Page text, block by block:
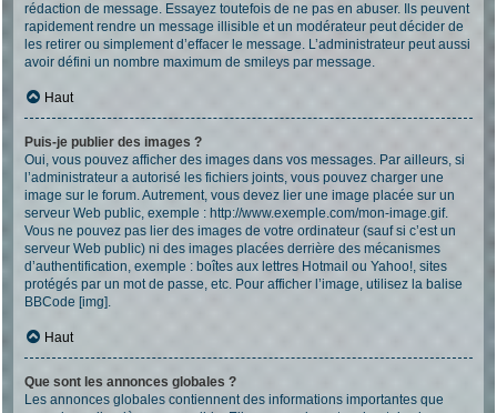
rédaction de message. Essayez toutefois de ne pas en abuser. Ils peuvent
rapidement rendre un message illisible et un modérateur peut décider de
les retirer ou simplement d’effacer le message. L’administrateur peut aussi
avoir défini un nombre maximum de smileys par message.
Haut
Puis-je publier des images ?
Oui, vous pouvez afficher des images dans vos messages. Par ailleurs, si
l’administrateur a autorisé les fichiers joints, vous pouvez charger une
image sur le forum. Autrement, vous devez lier une image placée sur un
serveur Web public, exemple : http://www.exemple.com/mon-image.gif.
Vous ne pouvez pas lier des images de votre ordinateur (sauf si c’est un
serveur Web public) ni des images placées derrière des mécanismes
d’authentification, exemple : boîtes aux lettres Hotmail ou Yahoo!, sites
protégés par un mot de passe, etc. Pour afficher l’image, utilisez la balise
BBCode [img].
Haut
Que sont les annonces globales ?
Les annonces globales contiennent des informations importantes que